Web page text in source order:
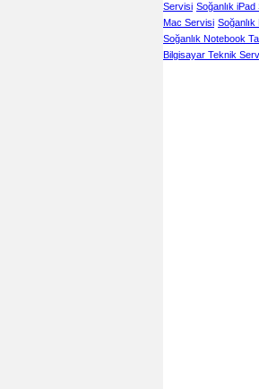
Servisi Soğanlık iPad
Mac Servisi Soğanlık
Soğanlık Notebook
Bilgisayar Teknik